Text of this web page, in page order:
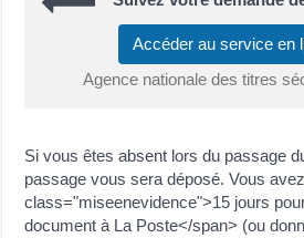
Accéder au service
Agence nationale des titres
Si vous êtes absent lors du passage
passage vous sera déposé. Vous
class="miseenevidence">15 jours
document à La Poste</span> (ou